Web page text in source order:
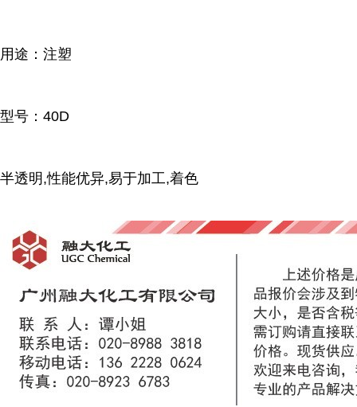
用途：注塑
型号：40D
半透明,性能优异,易于加工,着色